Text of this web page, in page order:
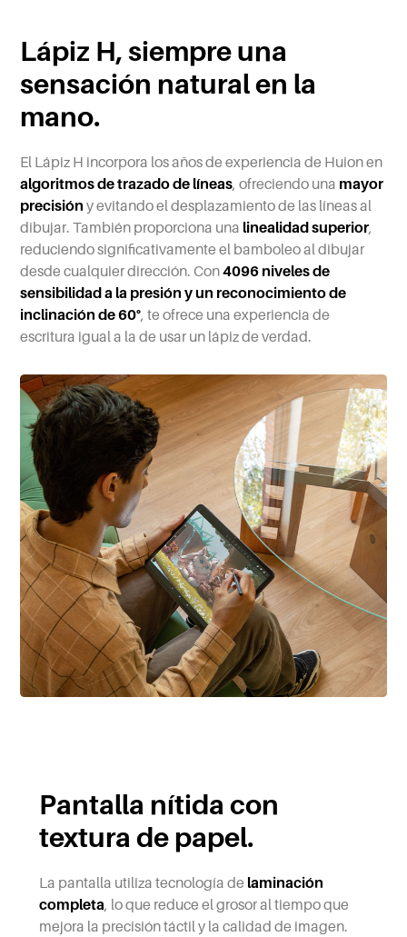
Lápiz H, siempre una
sensación natural en la
mano.
El Lápiz H incorpora los años de experiencia de Huion en
algoritmos de trazado de líneas, ofreciendo una mayor
precisión y evitando el desplazamiento de las líneas al
dibujar. También proporciona una linealidad superior,
reduciendo significativamente el bamboleo al dibujar
desde cualquier dirección. Con4096 niveles de
sensibilidad a la presión y un reconocimiento de
inclinación de 60°, te ofrece una experiencia de
escritura igual a la de usar un lápiz de verdad.
Pantalla nítida con
textura de papel.
La pantalla utiliza tecnología de laminación
completa, lo que reduce el grosor al tiempo que
mejora la precisión táctil y la calidad de imagen.